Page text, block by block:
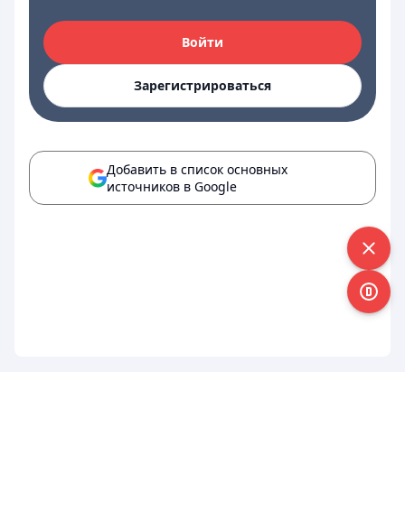
Войти
Зарегистрироваться
Добавить в список основных
источников в Google